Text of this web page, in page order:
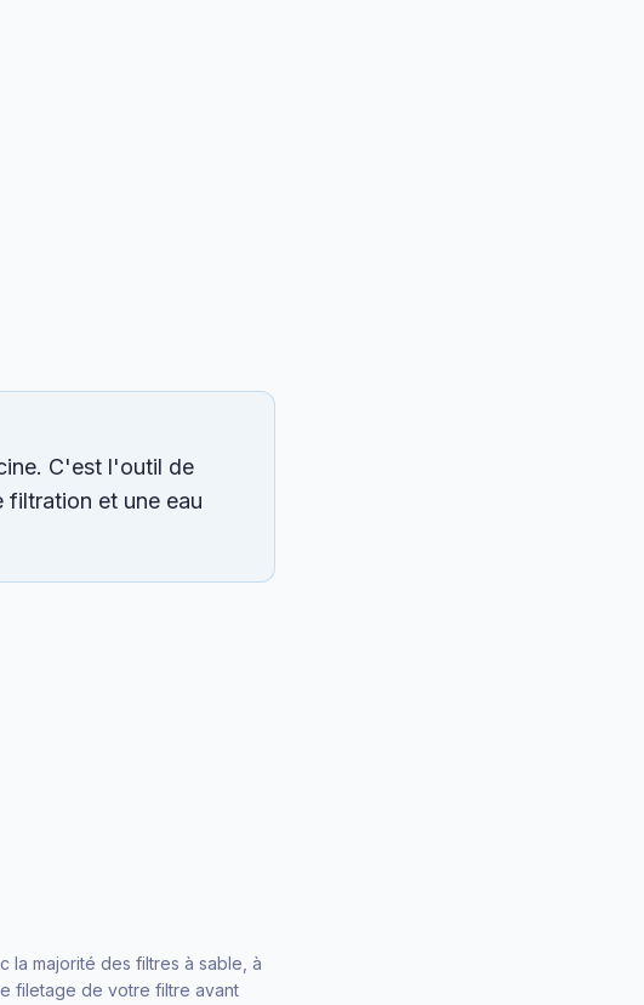
C'est l'outil de
et une eau
la majorité des filtres à sable, à
filetage de votre filtre avant